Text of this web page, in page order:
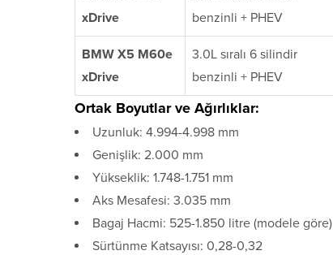
xDrive
benzinli + PHEV
BMW X5 M60e
xDrive
3.0L sıralı 6 silindir
benzinli + PHEV
Ortak Boyutlar ve Ağırlıklar:
Uzunluk: 4.994-4.998 mm
Genişlik: 2.000 mm
Yükseklik: 1.748-1.751 mm
Aks Mesafesi: 3.035 mm
Bagaj Hacmi: 525-1.850 litre (modele göre)
Sürtünme Katsayısı: 0,28-0,32